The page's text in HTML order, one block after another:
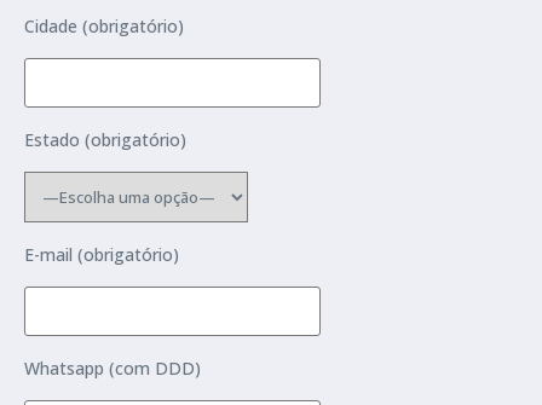
Cidade (obrigatório)
Estado (obrigatório)
E-mail (obrigatório)
Whatsapp (com DDD)